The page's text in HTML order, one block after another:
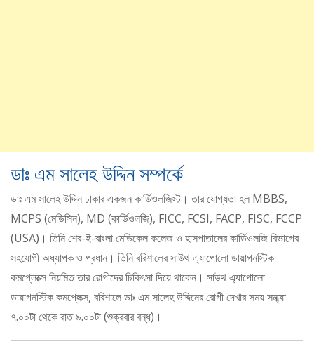
ডাঃ এম সালেহ উদ্দিন সম্পর্কে
ডাঃ এম সালেহ উদ্দিন ঢাকার একজন কার্ডিওলজিস্ট। তার যোগ্যতা হল MBBS,
MCPS (মেডিসিন), MD (কার্ডিওলজি), FICC, FCSI, FACP, FISC, FCCP
(USA)। তিনি শের-ই-বাংলা মেডিকেল কলেজ ও হাসপাতালের কার্ডিওলজি বিভাগের
সহযোগী অধ্যাপক ও প্রধান। তিনি বরিশালের সাউথ এ্যাপোলো ডায়াগনস্টিক
কমপ্লেক্সে নিয়মিত তার রোগীদের চিকিৎসা দিয়ে থাকেন। সাউথ এ্যাপোলো
ডায়াগনস্টিক কমপ্লেক্স, বরিশালে ডাঃ এম সালেহ উদ্দিনের রোগী দেখার সময় সন্ধ্যা
৭.০০টা থেকে রাত ৯.০০টা (শুক্রবার বন্ধ)।